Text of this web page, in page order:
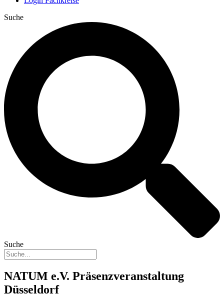
Suche
Suche
NATUM e.V. Präsenzveranstaltung
Düsseldorf